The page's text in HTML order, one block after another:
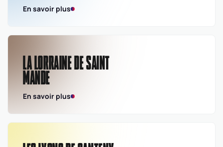
En savoir plus
LA LORRAINE DE SAINT
MANDE
En savoir plus